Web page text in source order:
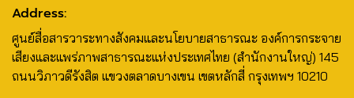
Address:
ศูนย์สื่อสารวาระทางสังคมและนโยบายสาธารณะ องค์การกระจาย
เสียงและแพร่ภาพสาธารณะแห่งประเทศไทย (สำนักงานใหญ่) 145
ถนนวิภาวดีรังสิต แขวงตลาดบางเขน เขตหลักสี่ กรุงเทพฯ 10210